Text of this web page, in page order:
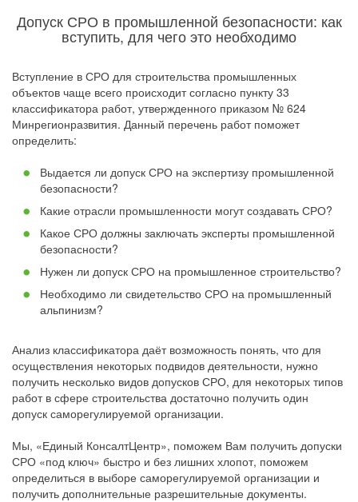
Допуск СРО в промышленной безопасности: как
вступить, для чего это необходимо
Вступление в СРО для строительства промышленных
объектов чаще всего происходит согласно пункту 33
классификатора работ, утвержденного приказом № 624
Минрегионразвития. Данный перечень работ поможет
определить:
Выдается ли допуск СРО на экспертизу промышленной
безопасности?
Какие отрасли промышленности могут создавать СРО?
Какое СРО должны заключать эксперты промышленной
безопасности?
Нужен ли допуск СРО на промышленное строительство?
Необходимо ли свидетельство СРО на промышленный
альпинизм?
Анализ классификатора даёт возможность понять, что для
осуществления некоторых подвидов деятельности, нужно
получить несколько видов допусков СРО, для некоторых типов
работ в сфере строительства достаточно получить один
допуск саморегулируемой организации.
Мы, «Единый КонсалтЦентр», поможем Вам получить допуски
СРО «под ключ» быстро и без лишних хлопот, поможем
определиться в выборе саморегулируемой организации и
получить дополнительные разрешительные документы.